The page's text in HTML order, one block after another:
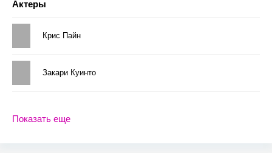
Актеры
Крис Пайн
Закари Куинто
Показать еще